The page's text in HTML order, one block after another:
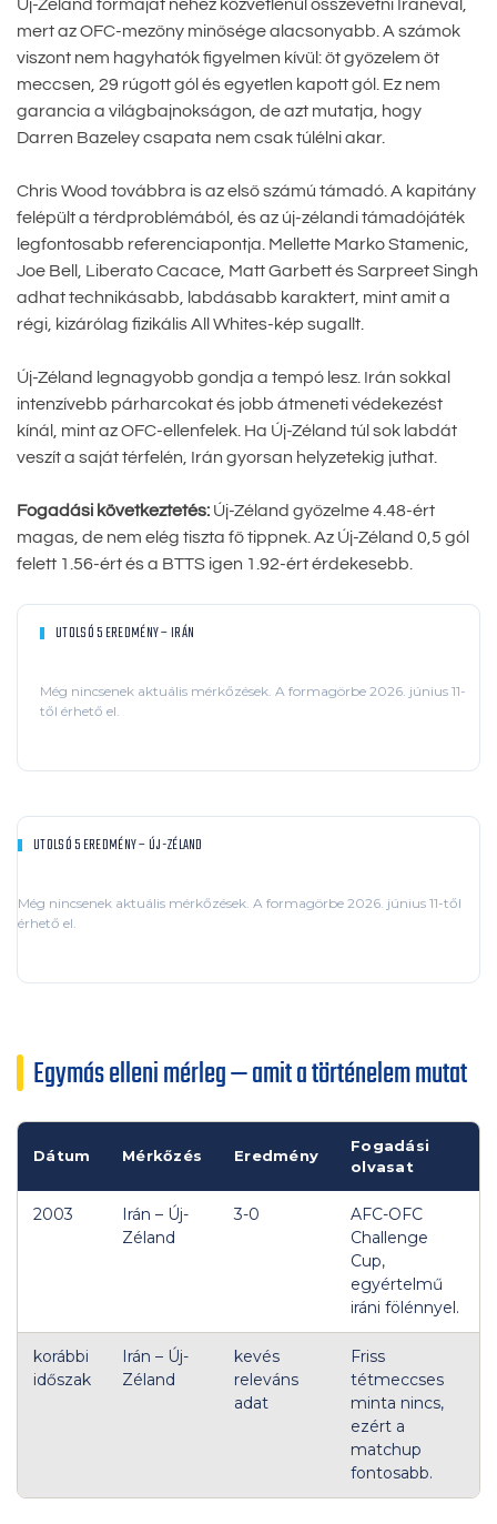
Új-Zéland formáját nehéz közvetlenül összevetni Iránéval,
mert az OFC-mezőny minősége alacsonyabb. A számok
viszont nem hagyhatók figyelmen kívül: öt győzelem öt
meccsen, 29 rúgott gól és egyetlen kapott gól. Ez nem
garancia a világbajnokságon, de azt mutatja, hogy
Darren Bazeley csapata nem csak túlélni akar.
Chris Wood továbbra is az első számú támadó. A kapitány
felépült a térdproblémából, és az új-zélandi támadójáték
legfontosabb referenciapontja. Mellette Marko Stamenic,
Joe Bell, Liberato Cacace, Matt Garbett és Sarpreet Singh
adhat technikásabb, labdásabb karaktert, mint amit a
régi, kizárólag fizikális All Whites-kép sugallt.
Új-Zéland legnagyobb gondja a tempó lesz. Irán sokkal
intenzívebb párharcokat és jobb átmeneti védekezést
kínál, mint az OFC-ellenfelek. Ha Új-Zéland túl sok labdát
veszít a saját térfelén, Irán gyorsan helyzetekig juthat.
Fogadási következtetés: Új-Zéland győzelme 4.48-ért
magas, de nem elég tiszta fő tippnek. Az Új-Zéland 0,5 gól
felett 1.56-ért és a BTTS igen 1.92-ért érdekesebb.
UTOLSÓ 5 EREDMÉNY – IRÁN
Még nincsenek aktuális mérkőzések. A formagörbe 2026. június 11-
től érhető el.
UTOLSÓ 5 EREDMÉNY – ÚJ-ZÉLAND
Még nincsenek aktuális mérkőzések. A formagörbe 2026. június 11-től
érhető el.
Egymás elleni mérleg — amit a történelem mutat
Dátum Mérkőzés Eredmény
Fogadási
olvasat
2003
Irán – Új-
Zéland
3-0
AFC-OFC
Challenge
Cup,
egyértelmű
iráni fölénnyel.
korábbi
időszak
Irán – Új-
Zéland
kevés
releváns
adat
Friss
tétmeccses
minta nincs,
ezért a
matchup
fontosabb.